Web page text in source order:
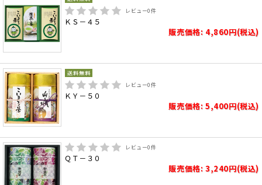
レビュー0件
ＫＳ－４５
販売価格: 4,860円(税込)
レビュー0件
ＫＹ－５０
販売価格: 5,400円(税込)
レビュー0件
ＱＴ－３０
販売価格: 3,240円(税込)